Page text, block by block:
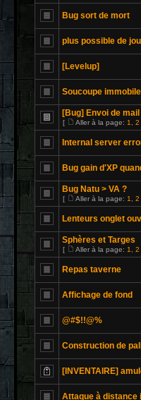
Bug sort de mort
plus possible de
[Levelup]
Soucoupe immobile
[Bug] Envoi de
[ Aller à la page: 1 2
Internal server
Bug gain d'XP
Bug Natu > VA ?
[ Aller à la page: 1 2
Lenteurs onglet
Sphères et Targes
[ Aller à la page: 1 2
Repas taverne
Affichage de fond
@#$!!@%
Construction de
[INVENTAIRE]
Attaque à distance